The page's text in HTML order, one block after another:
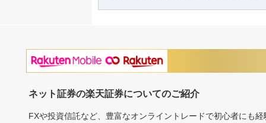
ネット証券の楽天証券についてのご紹介
FXや投資信託など、豊富なオンライントレードで初心者にも